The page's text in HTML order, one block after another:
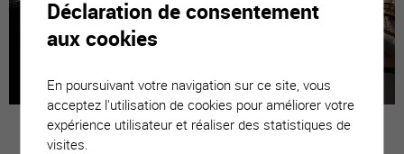
Déclaration de consentement
aux cookies
En poursuivant votre navigation sur ce site, vous
acceptez l'utilisation de cookies pour améliorer votre
expérience utilisateur et réaliser des statistiques de
visites.